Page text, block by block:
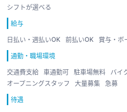
シフトが選べる
給与
日払い・週払いOK 前払いOK 賞与・ボ
通勤・職場環境
交通費支給 車通勤可 駐車場無料 バイ
オープニングスタッフ
大量募集 急募
待遇